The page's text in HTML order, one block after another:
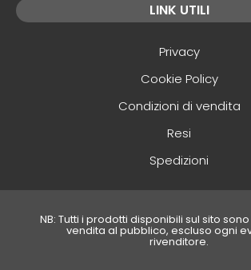
LINK UTILI
Privacy
Cookie Policy
Condizioni di vendita
Resi
Spedizioni
NB: Tutti i prodotti disponibili sul sito
vendita al pubblico, escluso ogni
rivenditore.